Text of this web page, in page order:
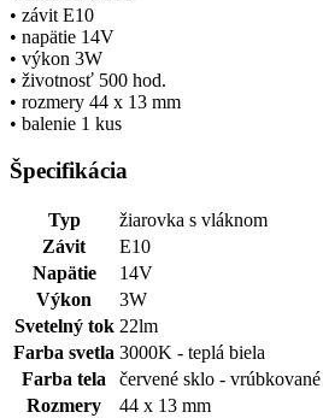
• závit E10
• napätie 14V
• výkon 3W
• životnosť 500 hod.
• rozmery 44 x 13 mm
• balenie 1 kus
Špecifikácia
Typ
žiarovka s vláknom
Závit
E10
Napätie
14V
Výkon
3W
Svetelný tok 22lm
Farba svetla 3000K - teplá biela
Farba tela
červené sklo - vrúbkované
Rozmery
44 x 13 mm